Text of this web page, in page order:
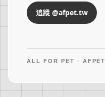
追蹤 @afpet.tw
ALL FOR PET · AFPET